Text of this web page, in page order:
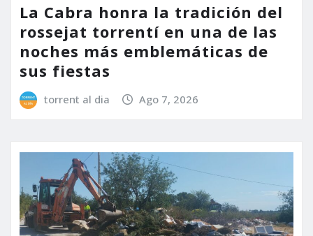
La Cabra honra la tradición del
rossejat torrentí en una de las
noches más emblemáticas de
sus fiestas
torrent al dia Ago 7, 2026